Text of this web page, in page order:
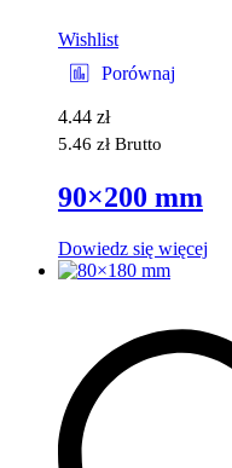
Wishlist
Porównaj
4.44 zł
5.46 zł Brutto
90×200 mm
Dowiedz się więcej